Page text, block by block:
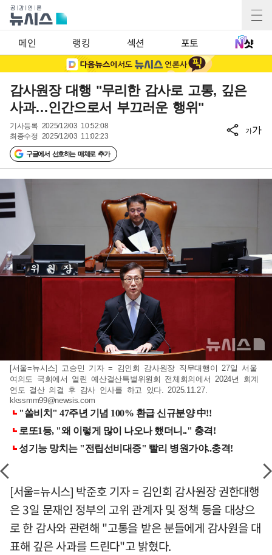
메인 랭킹 섹션 포토
감사원장 대행 "무리한 감사로 고통, 깊은
사과…인간으로서 부끄러운 행위"
기사등록 2025/12/03 10:52:08
최종수정 2025/12/03 11:02:23
구글에서 선호하는 매체로 추가
가가
[서울=뉴시스] 고승민 기자 = 김인회 감사원장 직무대행이 27일 서울
여의도 국회에서 열린 예산결산특별위원회 전체회의에서 2024년 회계
연도 결산 의결 후 감사 인사를 하고 있다. 2025.11.27.
kkssmm99@newsis.com
[서울=뉴시스] 박준호 기자 = 김인회 감사원장 권한대행
은 3일 문재인 정부의 고위 관계자 및 정책 등을 대상으
로 한 감사와 관련해 "고통을 받은 분들에게 감사원을 대
표해 깊은 사과를 드린다"고 밝혔다.